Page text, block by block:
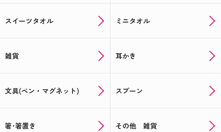
スイーツタオル ミニタオル
雑貨 耳かき
文具(ペン・マグネット) スプーン
箸･箸置き その他 雑貨